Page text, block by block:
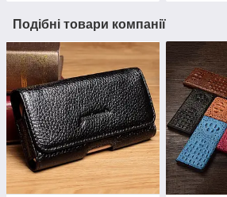
Подібні товари компанії